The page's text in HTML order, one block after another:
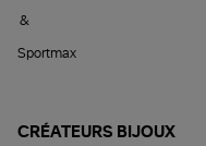
&
Sportmax
CRÉATEURS BIJOUX